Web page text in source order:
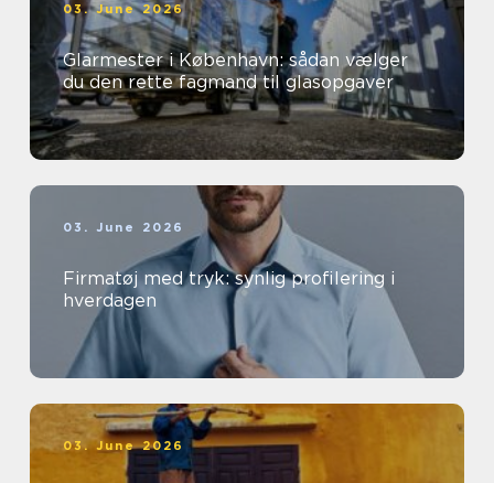
03. June 2026
Glarmester i København: sådan vælger
du den rette fagmand til glasopgaver
03. June 2026
Firmatøj med tryk: synlig profilering i
hverdagen
03. June 2026